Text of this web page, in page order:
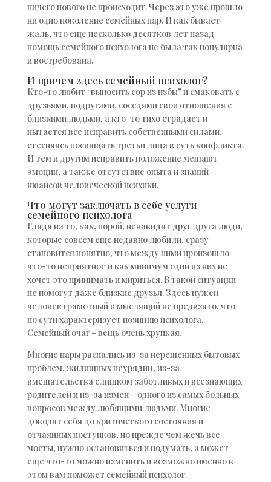
ничего нового не происходит. Через это уже прошло
ни одно поколение семейных пар. И как бывает
жаль, что еще несколько десятков лет назад
помощь семейного психолога не была так популярна
и востребована.
И причем здесь семейный психолог?
Кто-то любит “выносить сор из избы” и смаковать с
друзьями, подругами, соседями свои отношения с
близкими людьми, а кто-то тихо страдает и
пытается все исправить собственными силами,
стесняясь посвящать третьи лица в суть конфликта.
И тем и другим исправить положение мешают
эмоции, а также отсутствие опыта и знаний
нюансов человеческой психики.
Что могут заключать в себе услуги
семейного психолога
Глядя на то, как, порой, ненавидят друг друга люди,
которые совсем еще недавно любили, сразу
становится понятно, что между ними произошло
что-то неприятное и как минимум один из них не
хочет это принимать и мириться. В такой ситуации
не помогут даже близкие друзья. Здесь нужен
человек грамотный и мыслящий не предвзято, что
по сути характеризует позицию психолога.
Семейный очаг – вещь очень хрупкая.
Многие пары распались из-за нерешенных бытовых
проблем, жилищных неурядиц, из-за
вмешательства слишком заботливых и всезнающих
родителей и из-за измен – одного из самых больных
вопросов между любящими людьми. Многие
доводят себя до критического состояния и
отчаянных поступков, но прежде чем жечь все
мосты, нужно остановиться и подумать, а может
еще что-то можно изменить и возможно именно в
этом вам поможет семейный психолог.